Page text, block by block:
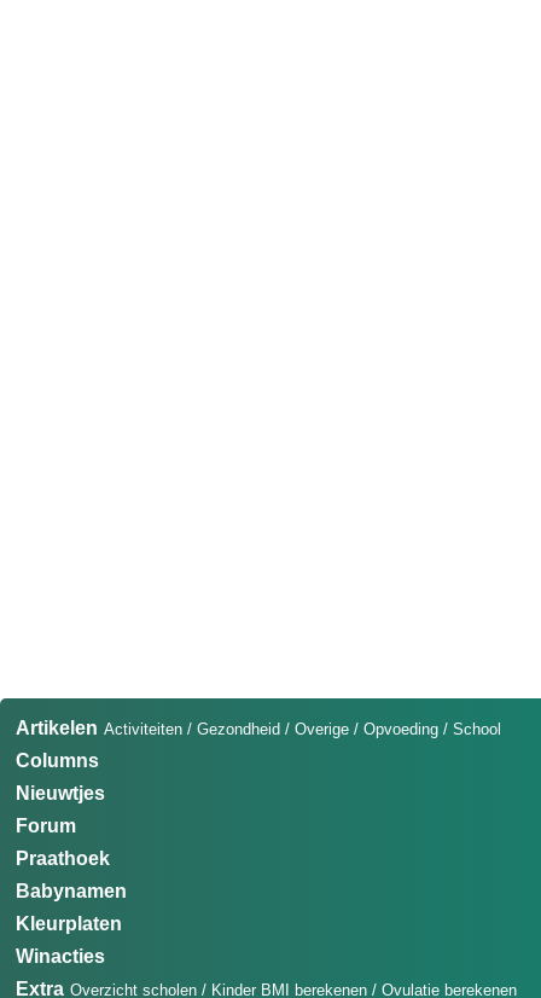
Artikelen Activiteiten / Gezondheid / Overige / Opvoeding / School
Columns
Nieuwtjes
Forum
Praathoek
Babynamen
Kleurplaten
Winacties
Extra Overzicht scholen / Kinder BMI berekenen / Ovulatie berekenen